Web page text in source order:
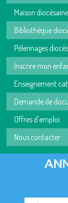
Maison diocésaine
Bibliothèque
Pèlerinages
Inscrire mon
Enseignement
Demande de
Offres d'emploi
Nous contacter